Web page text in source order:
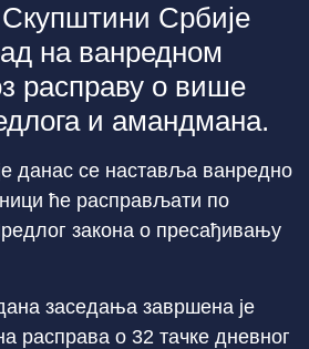
Србије
на ванредном
расправу о више
и амандмана.
данас се наставља ванредно
ће расправљати по
закона о пресађивању
заседања завршена је
расправа о 32 тачке дневног